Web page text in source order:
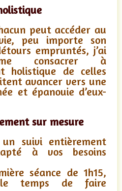
peut accéder au
peu importe son
empruntés, j’ai
consacrer à
holistique de celles
avancer vers une
et épanouie d’eux-
sur mesure
un suivi entièrement
à vos besoins
séance de 1h15,
le temps de faire